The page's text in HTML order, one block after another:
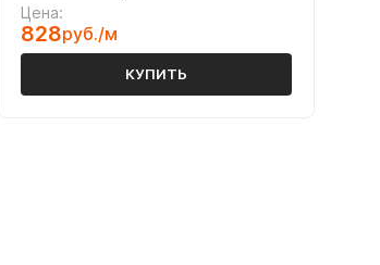
Цена:
828руб./м
КУПИТЬ